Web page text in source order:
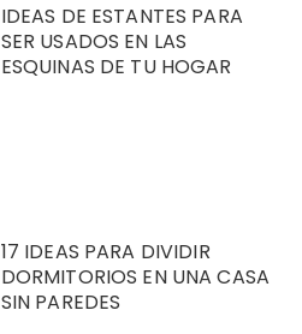
IDEAS DE ESTANTES PARA
SER USADOS EN LAS
ESQUINAS DE TU HOGAR
17 IDEAS PARA DIVIDIR
DORMITORIOS EN UNA CASA
SIN PAREDES